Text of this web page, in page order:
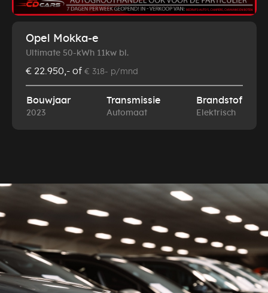
Opel Mokka-e
Ultimate 50-kWh 11kw bl.
€ 22.950,- of € 318- p/mnd
Bouwjaar
2023
Transmissie
Automaat
Brandstof
Elektrisch